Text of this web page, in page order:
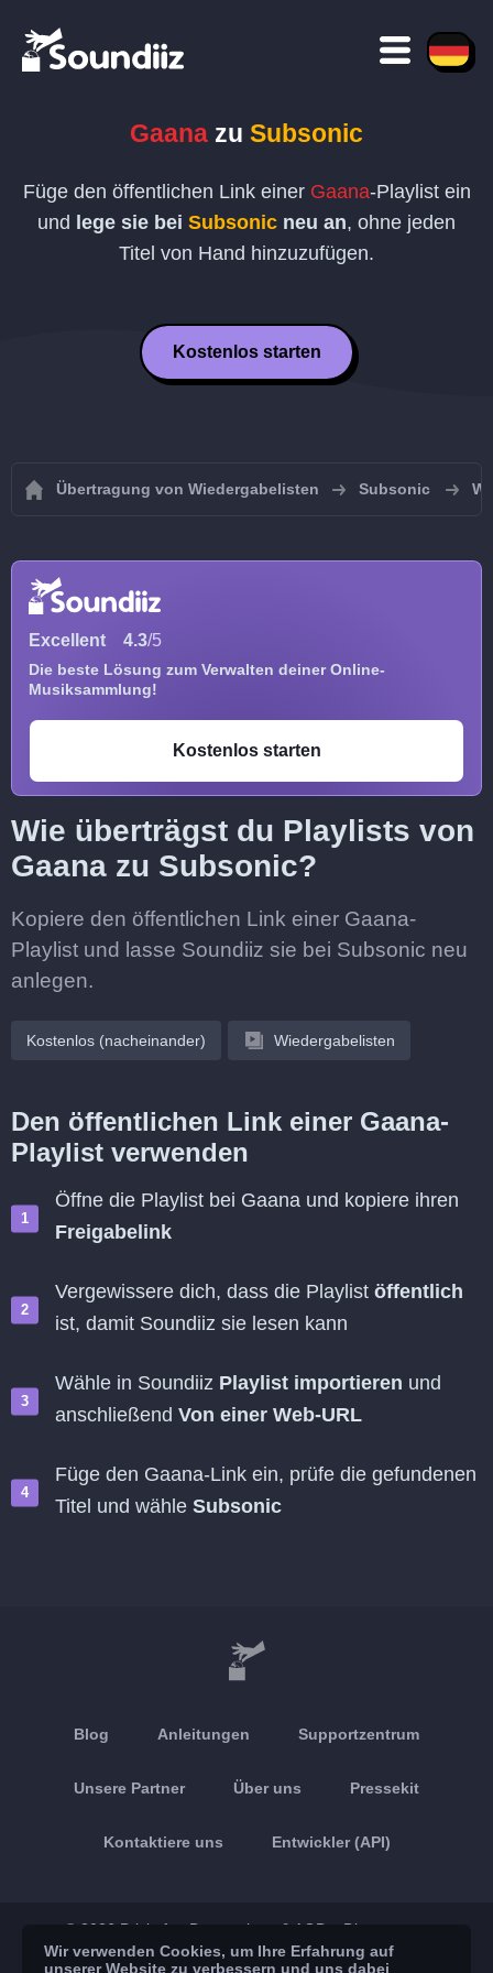
Gaana zu Subsonic
Füge den öffentlichen Link einer Gaana-Playlist ein
und lege sie bei Subsonic neu an, ohne jeden
Titel von Hand hinzuzufügen.
Kostenlos starten
Übertragung von Wiedergabelisten Subsonic
Excellent 4.3/5
Die beste Lösung zum Verwalten deiner Online-
Musiksammlung!
Kostenlos starten
Wie überträgst du Playlists von
Gaana zu Subsonic?
Kopiere den öffentlichen Link einer Gaana-
Playlist und lasse Soundiiz sie bei Subsonic neu
anlegen.
Kostenlos (nacheinander) Wiedergabelisten
Den öffentlichen Link einer Gaana-
Playlist verwenden
Öffne die Playlist bei Gaana und kopiere ihren
Freigabelink
Vergewissere dich, dass die Playlist öffentlich
ist, damit Soundiiz sie lesen kann
Wähle in Soundiiz Playlist importieren und
anschließend Von einer Web-URL
Füge den Gaana-Link ein, prüfe die gefundenen
Titel und wähle Subsonic
Blog Anleitungen Supportzentrum
Unsere Partner Über uns Pressekit
Kontaktiere uns Entwickler (API)
© 2026 Brickoft Datenschutz & AGB Dienststatus
Wir verwenden Cookies, um Ihre Erfahrung auf
unserer Website zu verbessern und uns dabei